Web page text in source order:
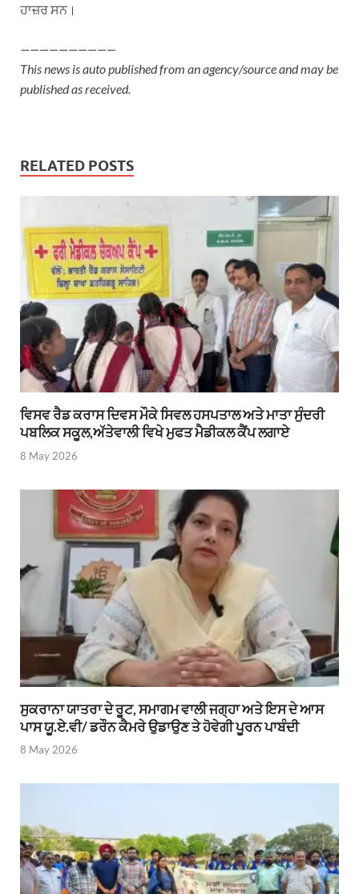
ਹਾਜ਼ਰ ਸਨ।
——————————
This news is auto published from an agency/source and may be
published as received.
RELATED POSTS
ਵਿਸਵ ਰੈਡ ਕਰਾਸ ਦਿਵਸ ਮੌਕੇ ਸਿਵਲ ਹਸਪਤਾਲ ਅਤੇ ਮਾਤਾ ਸੁੰਦਰੀ
ਪਬਲਿਕ ਸਕੂਲ,ਅੱਤੇਵਾਲੀ ਵਿਖੇ ਮੁਫਤ ਮੈਡੀਕਲ ਕੈਂਪ ਲਗਾਏ
8 May 2026
ਸੁਕਰਾਨਾ ਯਾਤਰਾ ਦੇ ਰੂਟ, ਸਮਾਗਮ ਵਾਲੀ ਜਗ੍ਹਾ ਅਤੇ ਇਸ ਦੇ ਆਸ
ਪਾਸ ਯੂ.ਏ.ਵੀ/ ਡਰੌਨ ਕੈਮਰੇ ਉਡਾਉਣ ਤੇ ਹੋਵੇਗੀ ਪੂਰਨ ਪਾਬੰਦੀ
8 May 2026